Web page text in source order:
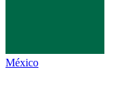
México